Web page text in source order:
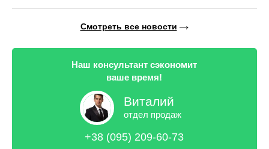
Смотреть все новости
Наш консультант сэкономит
ваше время!
Виталий
отдел продаж
+38 (095) 209-60-73